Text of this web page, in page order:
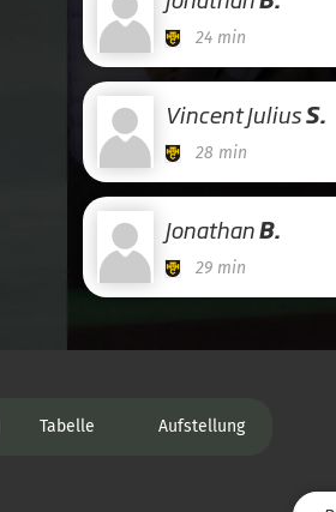
24 min
Vincent JuliusS.
28 min
JonathanB.
29 min
Tabelle Aufstellung